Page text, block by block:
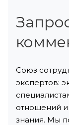
Союз
экспертов:
отношений
знания. Мы